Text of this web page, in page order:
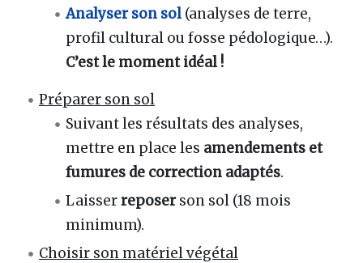
Analyser son sol(analyses de terre,
profil cultural ou fosse pédologique…).
C’est le moment idéal !
Préparer son sol
Suivant les résultats des analyses,
mettre en place les amendements et
fumures de correction adaptés.
Laisserreposerson sol (18 mois
minimum).
Choisir son matériel végétal